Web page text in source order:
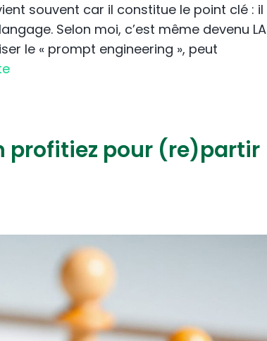
souvent car il constitue le point clé : il
Selon moi, c’est même devenu LA
le « prompt engineering », peut
profitiez pour (re)partir